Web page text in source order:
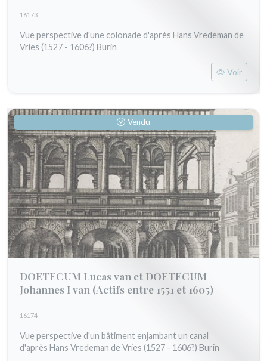
16173
Vue perspective d'une colonade d'après Hans Vredeman de
Vries (1527 - 1606?) Burin
Voir
Vendu
DOETECUM Lucas van et DOETECUM
Johannes I van (Actifs entre 1551 et 1605)
16174
Vue perspective d'un bâtiment enjambant un canal
d'après Hans Vredeman de Vries (1527 - 1606?) Burin